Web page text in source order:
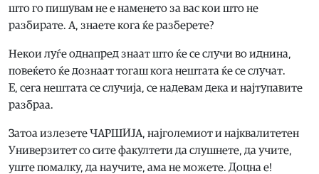
што го пишувам не е наменето за вас кои што не
разбирате. А, знаете кога ќе разберете?
Некои луѓе однапред знаат што ќе се случи во иднина,
повеќето ќе дознаат тогаш кога нештата ќе се случат.
Е, сега нештата се случија, се надевам дека и најтупавите
разбраа.
Затоа излезете ЧАРШИЈА, најголемиот и најквалитетен
Универзитет со сите факултети да слушнете, да учите,
уште помалку, да научите, ама не можете. Доцна е!